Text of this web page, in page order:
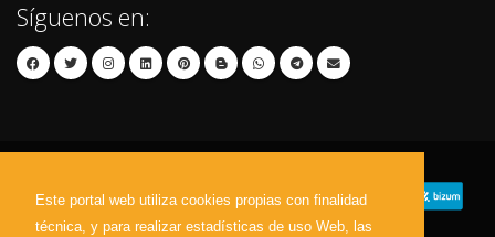
Este portal web utiliza cookies propias con finalidad
técnica, y para realizar estadísticas de uso Web, las
Síguenos en: